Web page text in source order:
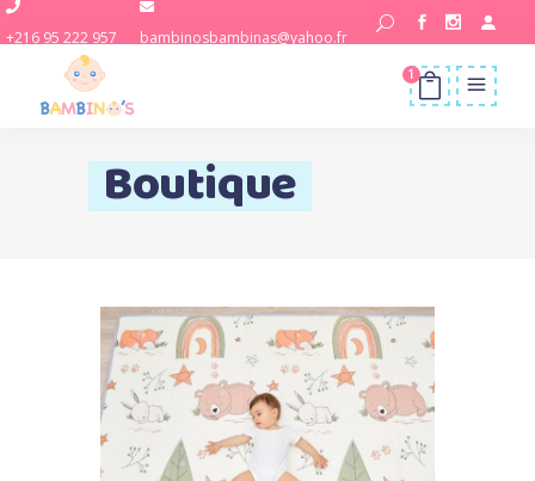
+216 95 222 957 bambinosbambinas@yahoo.fr
1
Boutique